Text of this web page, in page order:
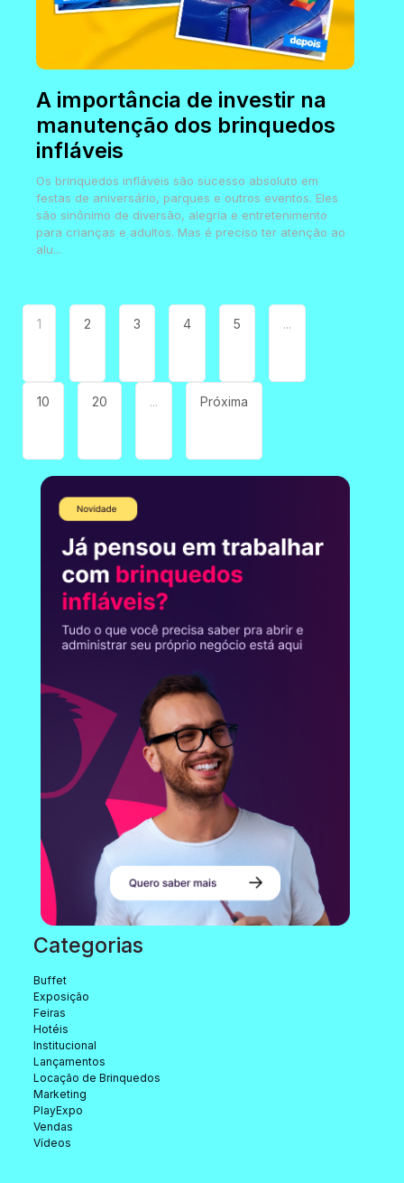
A importância de investir na
manutenção dos brinquedos
infláveis
Os brinquedos infláveis são sucesso absoluto em
festas de aniversário, parques e outros eventos. Eles
são sinônimo de diversão, alegria e entretenimento
para crianças e adultos. Mas é preciso ter atenção ao
alu...
1 2 3 4 5 ...
10 20 ... Próxima
Categorias
Buffet
Exposição
Feiras
Hotéis
Institucional
Lançamentos
Locação de Brinquedos
Marketing
PlayExpo
Vendas
Vídeos